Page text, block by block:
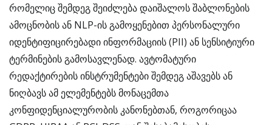
რომელიც შემდეგ შეიძლება დაიშალოს შაბლონების
ამოცნობის ან NLP-ის გამოყენებით პერსონალური
იდენტიფიცირებადი ინფორმაციის (PII) ან სენსიტიური
ტერმინების გამოსავლენად. ავტომატური
რედაქტირების ინსტრუმენტები შემდეგ აშავებს ან
ნიღბავს ამ ელემენტებს მონაცემთა
კონფიდენციალურობის კანონებთან, როგორიცაა